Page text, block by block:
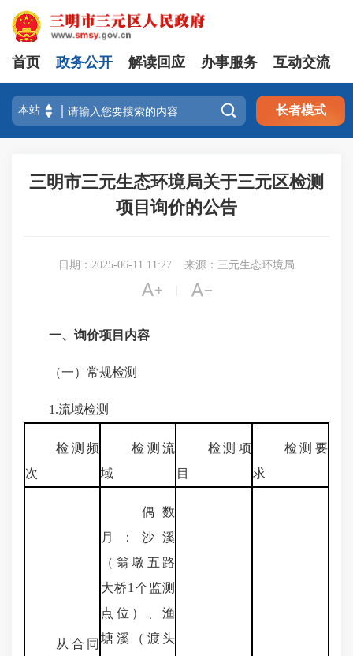
首页 政务公开 解读回应 办事服务 互动交流
 长者模式
三明市三元生态环境局关于三元区检测
项目询价的公告
日期：2025-06-11 11:27 来源：三元生态环境局
 
一、询价项目内容
（一）常规检测
1.流域检测
检测频
次
检测流
域
检测项
目
检测要
求
从合同
偶数
月：沙溪
（翁墩五路
大桥1个监测
点位）、渔
塘溪（渡头